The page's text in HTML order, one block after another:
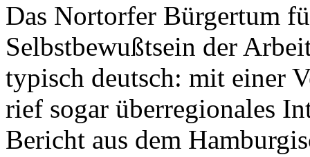
Das Nortorfer Bürgertum
Selbstbewußtsein der
typisch deutsch: mit einer
rief sogar überregionales
Bericht aus dem